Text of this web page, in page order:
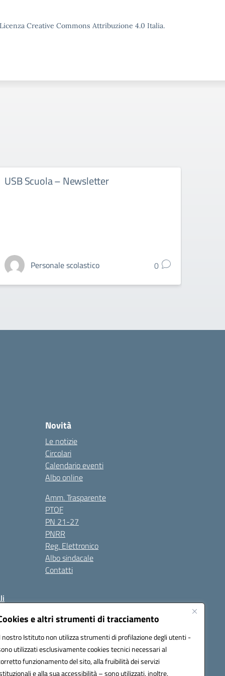
e altri strumenti di tracciamento
nostro Istituto non utilizza strumenti di profilazione degli utenti -
utilizzati esclusivamente cookies tecnici necessari al
funzionamento del sito, alla fruibilità dei servizi
e alla sua accessibilità – sono utilizzati, inoltre,
Creative Commons Attribuzione 4.0 Italia.
USB Scuola – Newsletter
Personale scolastico 0
Novità
Le notizie
Circolari
Calendario eventi
Albo online
Amm. Trasparente
PTOF
PN 21-27
PNRR
Reg. Elettronico
Albo sindacale
Contatti